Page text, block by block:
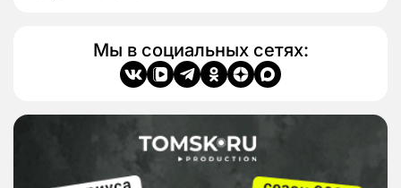
Мы в социальных сетях: